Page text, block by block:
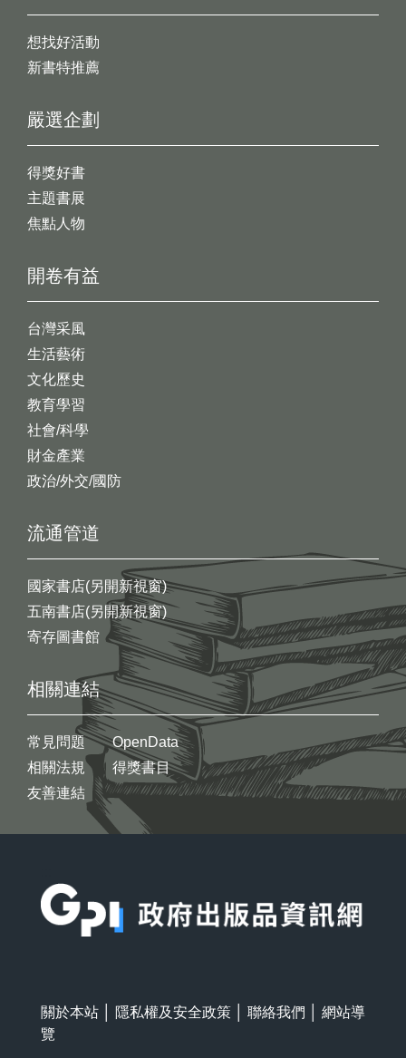
想找好活動
新書特推薦
開卷有益
台灣采風
生活藝術
文化歷史
教育學習
社會/科學
財金產業
政治/外交/國防
嚴選企劃
得獎好書
主題書展
焦點人物
流通管道
國家書店(另開新視窗)
五南書店(另開新視窗)
寄存圖書館
相關連結
常見問題
相關法規
友善連結
OpenData
得獎書目
關於本站 隱私權及安全政策 聯絡我們
網站導
覽